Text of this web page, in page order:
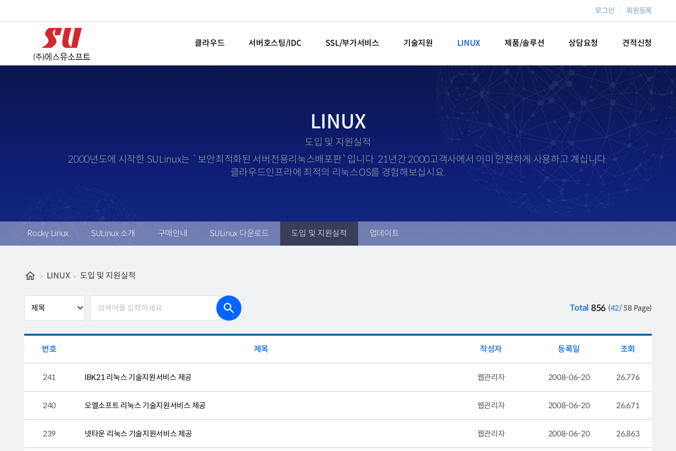
로그인 회원등록
클라우드 서버호스팅/IDC SSL/부가서비스 기술지원 LINUX 제품/솔루션 상담요청 견적신청
LINUX
도입 및 지원실적
2000년도에 시작한 SULinux는 `보안최적화된 서버전용리눅스배포판`입니다. 21년간 2000고객사에서 이미 안전하게 사용하고 계십니다.
클라우드인프라에 최적의 리눅스OS를 경험해보십시요.
Rocky Linux SULinux 소개 구매안내 SULinux 다운로드 도입 및 지원실적 업데이트
LINUX 도입 및 지원실적
Total 856 (42/ 58 Page)
번호 제목 작성자 등록일 조회
241 IBK21 리눅스 기술지원서비스 제공 웹관리자 2008-06-20 26,776
240 오엘소프트 리눅스 기술지원서비스 제공 웹관리자 2008-06-20 26,671
239 넷타운 리눅스 기술지원서비스 제공 웹관리자 2008-06-20 26,863